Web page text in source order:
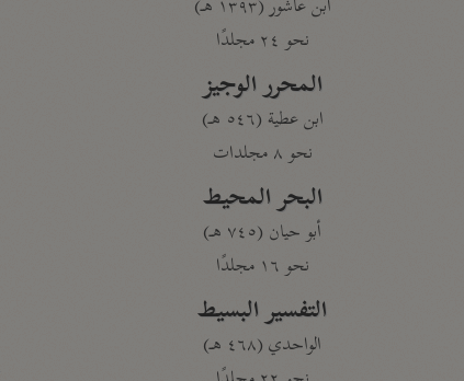
ابن عاشور (١٣٩٣ هـ)
نحو ٢٤ مجلدًا
المحرر الوجيز
ابن عطية (٥٤٦ هـ)
نحو ٨ مجلدات
البحر المحيط
أبو حيان (٧٤٥ هـ)
نحو ١٦ مجلدًا
التفسير البسيط
الواحدي (٤٦٨ هـ)